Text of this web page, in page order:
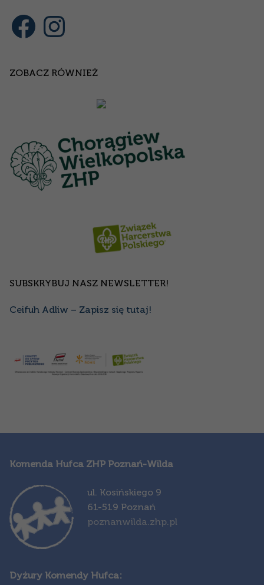
FacebookInstagram
ZOBACZ RÓWNIEŻ
SUBSKRYBUJ NASZ NEWSLETTER!
Ceifuh Adliw – Zapisz się tutaj!
Komenda Hufca ZHP Poznań-Wilda
ul. Kosińskiego 9
61-519 Poznań
poznanwilda.zhp.pl
Dyżury Komendy Hufca: